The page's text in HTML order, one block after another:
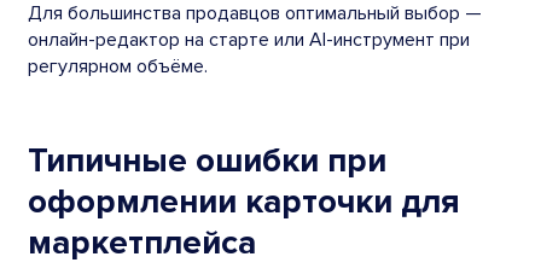
Для большинства продавцов оптимальный выбор —
онлайн-редактор на старте или AI-инструмент при
регулярном объёме.
Типичные ошибки при
оформлении карточки для
маркетплейса